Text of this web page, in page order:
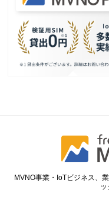
MVNO事業・IoTビジネス、